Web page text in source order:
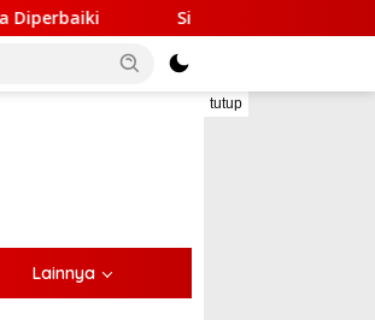
Sinergi Lintas Sektor, Satlantas Polres
tutup
Lainnya